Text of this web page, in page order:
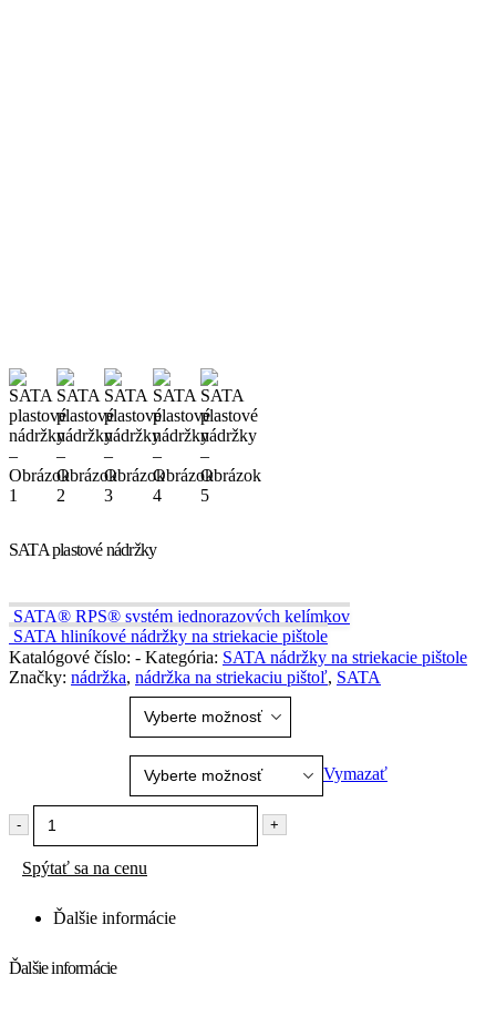
SATA plastové nádržky
SATA® RPS® systém jednorazových kelímkov
SATA hliníkové nádržky na striekacie pištole
Katalógové číslo: - Kategória: SATA nádržky na striekacie pištole
Značky: nádržka, nádržka na striekaciu pištoľ, SATA
Vymazať
- +
Spýtať sa na cenu
Ďalšie informácie
Ďalšie informácie